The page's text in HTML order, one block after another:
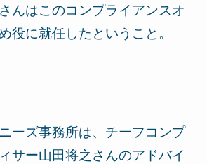
んはこのコンプライアンスオ
役に就任したということ。
ーズ事務所は、チーフコンプ
サー山田将之さんのアドバイ